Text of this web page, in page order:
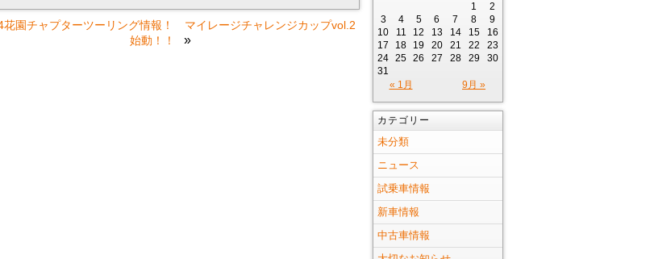
花園チャプターツーリング情報！
マイレージチャレンジカップvol.2
始動！！
»
« 1月 9月 »
1
2
3
4 5 6 7 8
9
10
11 12 13 14 15
16
17
18 19 20 21 22
23
24 25 26 27 28 29
30
31
カテゴリー
未分類
ニュース
試乗車情報
新車情報
中古車情報